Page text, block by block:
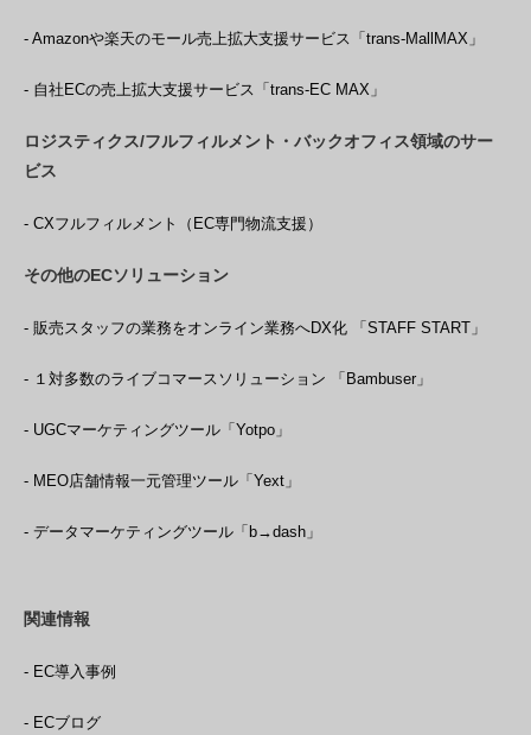
- Amazonや楽天のモール売上拡大支援サービス「trans-MallMAX」
- 自社ECの売上拡大支援サービス「trans-EC MAX」
ロジスティクス/フルフィルメント・バックオフィス領域のサー
ビス
- CXフルフィルメント（EC専門物流支援）
その他のECソリューション
- 販売スタッフの業務をオンライン業務へDX化 「STAFF START」
- １対多数のライブコマースソリューション 「Bambuser」
- UGCマーケティングツール「Yotpo」
- MEO店舗情報一元管理ツール「Yext」
- データマーケティングツール「b→dash」
関連情報
- EC導入事例
- ECブログ